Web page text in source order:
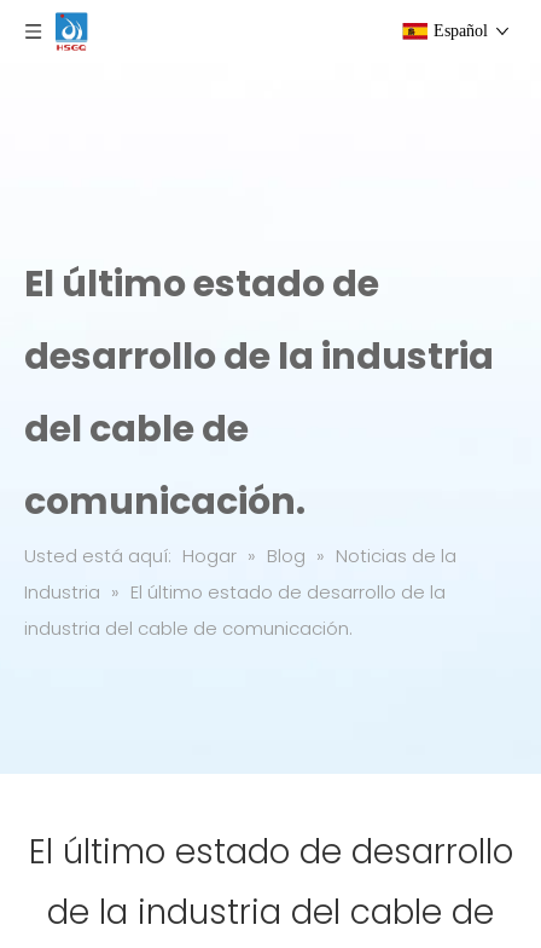
Español
El último estado de
desarrollo de la industria
del cable de
comunicación.
Usted está aquí: Hogar » Blog » Noticias de la
Industria » El último estado de desarrollo de la
industria del cable de comunicación.
El último estado de desarrollo
de la industria del cable de